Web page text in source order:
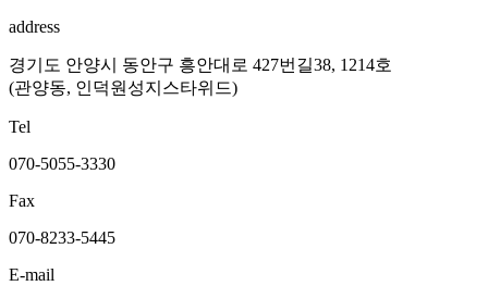
address
경기도 안양시 동안구 흥안대로 427번길38, 1214호
(관양동, 인덕원성지스타위드)
Tel
070-5055-3330
Fax
070-8233-5445
E-mail